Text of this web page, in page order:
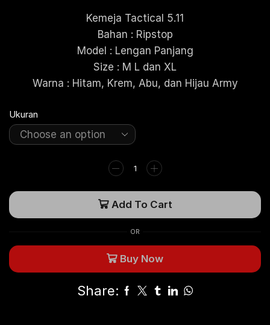
Kemeja Tactical 5.11
Bahan : Ripstop
Model : Lengan Panjang
Size : M L dan XL
Warna : Hitam, Krem, Abu, dan Hijau Army
Ukuran
Add To Cart
OR
Buy Now
Share: